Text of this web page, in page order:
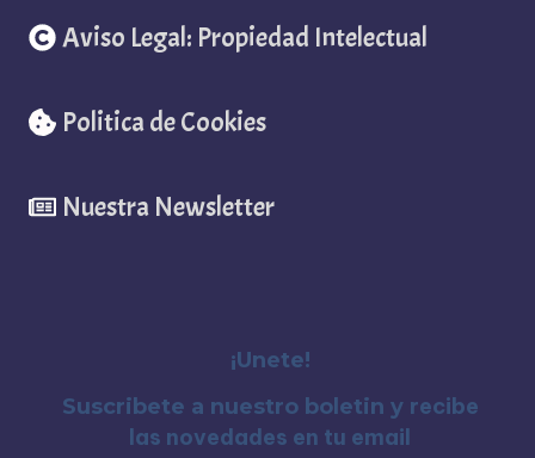
Aviso Legal: Propiedad Intelectual
Politica de Cookies
Nuestra Newsletter
¡Unete!
Suscribete a nuestro boletin y recibe
las novedades en tu email